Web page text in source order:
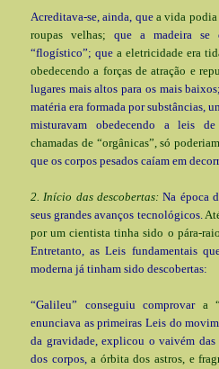
Acreditava-se, ainda, que a vida podia
roupas velhas; que a madeira se
“flogístico”; que a eletricidade era
obedecendo a forças de atração e
lugares mais altos para os mais
matéria era formada por substâncias,
misturavam obedecendo a leis
chamadas de “orgânicas”, só
que os corpos pesados caíam em
2. Início das descobertas: Na época
seus grandes avanços tecnológicos.
por um cientista tinha sido o pára-
Entretanto, as Leis fundamentais
moderna já tinham sido descobertas:
“Galileu” conseguiu comprovar a
enunciava as primeiras Leis do
da gravidade, explicou o vaivém
dos corpos,a órbita dos astros, e